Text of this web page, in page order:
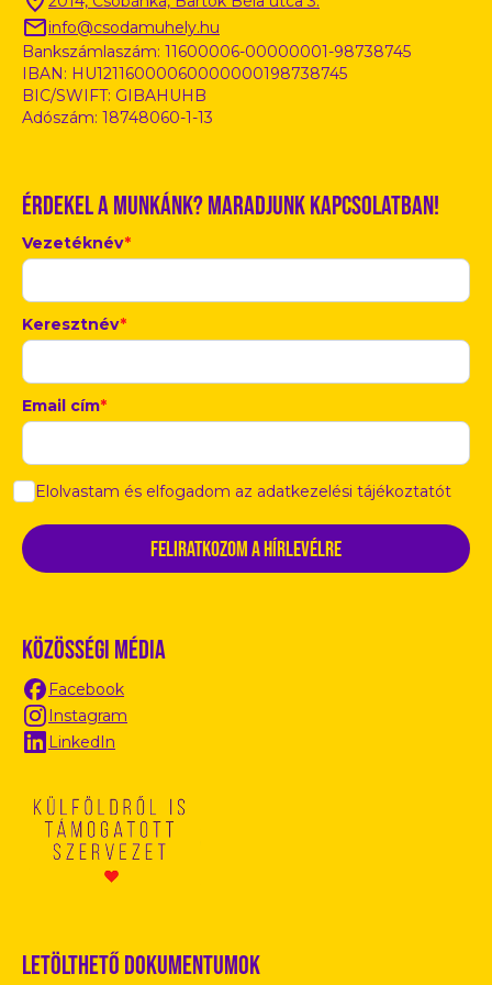
info@csodamuhely.hu
Bankszámlaszám: 11600006-00000001-98738745
IBAN: HU12116000060000000198738745
BIC/SWIFT: GIBAHUHB
Adószám: 18748060-1-13
Érdekel a munkánk? Maradjunk kapcsolatban!
Vezetéknév*
Keresztnév*
Email cím*
Elolvastam és elfogadom az adatkezelési tájékoztatót
Közösségi média
Facebook
Instagram
LinkedIn
Letölthető dokumentumok